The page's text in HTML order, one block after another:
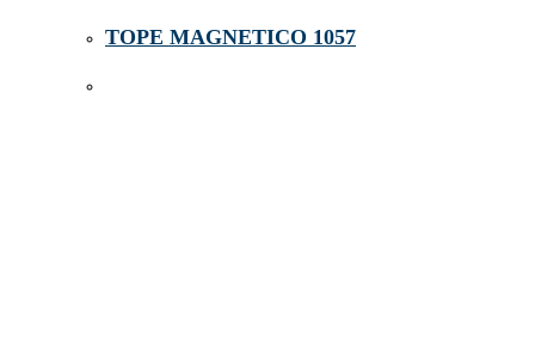
TOPE MAGNETICO 1057